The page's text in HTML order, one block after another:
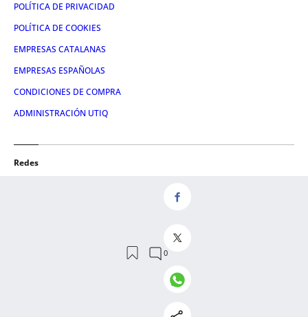
POLÍTICA DE PRIVACIDAD
POLÍTICA DE COOKIES
EMPRESAS CATALANAS
EMPRESAS ESPAÑOLAS
CONDICIONES DE COMPRA
ADMINISTRACIÓN UTIQ
Redes